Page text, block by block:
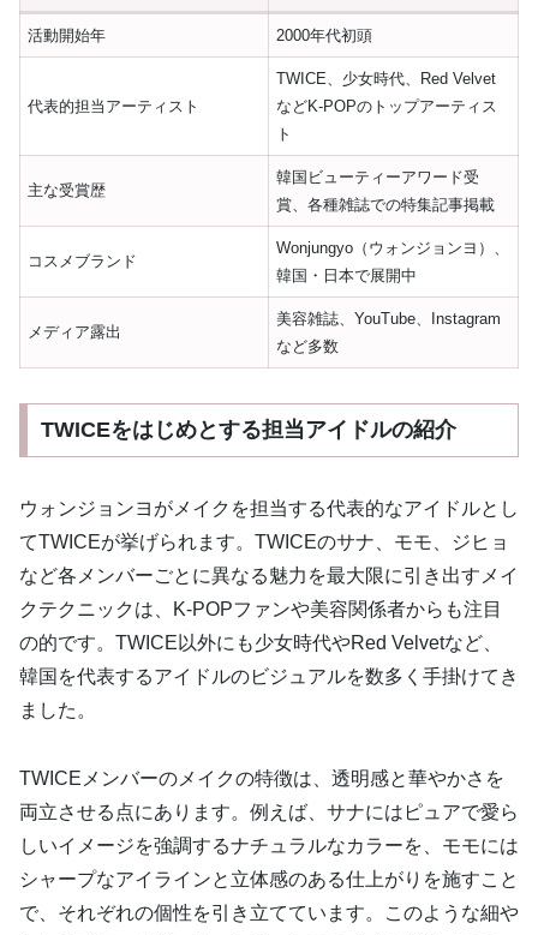
活動開始年 2000年代初頭
代表的担当アーティスト
TWICE、少女時代、Red Velvet
などK-POPのトップアーティス
ト
主な受賞歴
韓国ビューティーアワード受
賞、各種雑誌での特集記事掲載
コスメブランド
Wonjungyo（ウォンジョンヨ）、
韓国・日本で展開中
メディア露出
美容雑誌、YouTube、Instagram
など多数
TWICEをはじめとする担当アイドルの紹介
ウォンジョンヨがメイクを担当する代表的なアイドルとし
てTWICEが挙げられます。TWICEのサナ、モモ、ジヒョ
など各メンバーごとに異なる魅力を最大限に引き出すメイ
クテクニックは、K-POPファンや美容関係者からも注目
の的です。TWICE以外にも少女時代やRed Velvetなど、
韓国を代表するアイドルのビジュアルを数多く手掛けてき
ました。
TWICEメンバーのメイクの特徴は、透明感と華やかさを
両立させる点にあります。例えば、サナにはピュアで愛ら
しいイメージを強調するナチュラルなカラーを、モモには
シャープなアイラインと立体感のある仕上がりを施すこと
で、それぞれの個性を引き立てています。このような細や